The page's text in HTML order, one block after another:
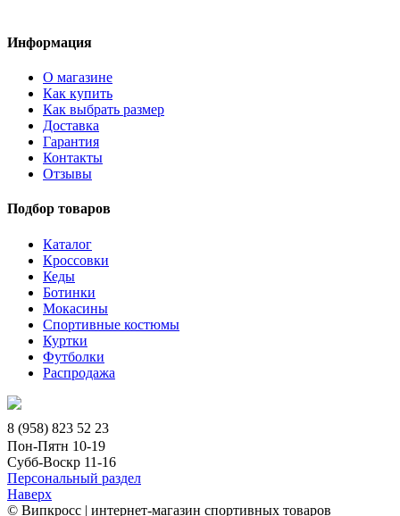
Информация
О магазине
Как купить
Как выбрать размер
Доставка
Гарантия
Контакты
Отзывы
Подбор товаров
Каталог
Кроссовки
Кеды
Ботинки
Мокасины
Спортивные костюмы
Куртки
Футболки
Распродажа
8 (958) 823 52 23
Пон-Пятн 10-19
Субб-Воскр 11-16
Персональный раздел
Наверх
© Випкросс | интернет-магазин спортивных товаров